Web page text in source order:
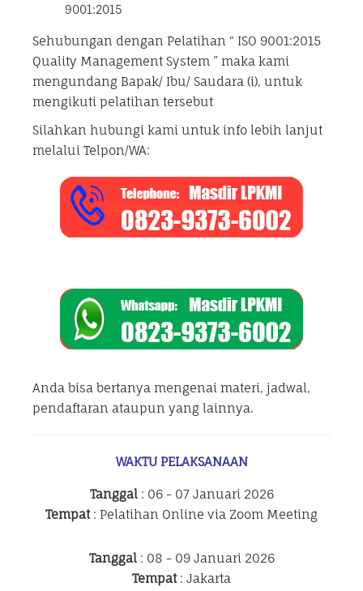
9001:2015
Sehubungan dengan Pelatihan “ ISO 9001:2015
Quality Management System ” maka kami
mengundang Bapak/ Ibu/ Saudara (i), untuk
mengikuti pelatihan tersebut
Silahkan hubungi kami untuk info lebih lanjut
melalui Telpon/WA:
Anda bisa bertanya mengenai materi, jadwal,
pendaftaran ataupun yang lainnya.
WAKTU PELAKSANAAN
Tanggal: 06 - 07 Januari 2026
Tempat: Pelatihan Online via Zoom Meeting
Tanggal: 08 - 09 Januari 2026
Tempat: Jakarta